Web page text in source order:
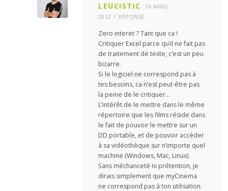
LEUCISTIC
16 AVRIL
2012
RÉPONSE
Zero interet ? Tant que ca !
Critiquer Excel parce qu’il ne fait pas
de traitement de texte, c’est un peu
bizarre.
Si le logiciel ne correspond pas à
tes besoins, ca n’est peut-être pas
la peine de le critiquer…
L’intérêt de le mettre dans le même
répertoire que les films réside dans
le fait de pouvoir le mettre sur un
DD portable, et de pouvoir accéder
à sa vidéothèque sur n’importe quel
machine (Windows, Mac, Linux).
Sans méchanceté ni prétention, je
dirais simplement que myCinema
ne correspond pas à ton utilisation.